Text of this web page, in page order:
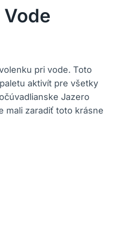
pri vode. Toto
aktivít pre všetky
Jazero
mali zaradiť toto krásne